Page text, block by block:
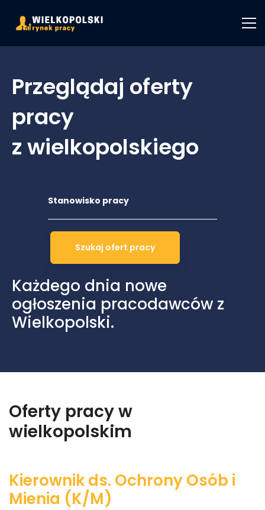
Przeglądaj oferty
pracy
z wielkopolskiego
Każdego dnia nowe
ogłoszenia pracodawców z
Wielkopolski.
Oferty pracy w
wielkopolskim
Kierownik ds. Ochrony Osób i
Mienia (K/M)